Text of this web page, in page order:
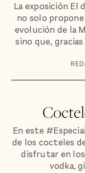
La exposición El
no solo
evolución de la
sino que,
En este
de los cocteles
disfrutar en los
vodka,